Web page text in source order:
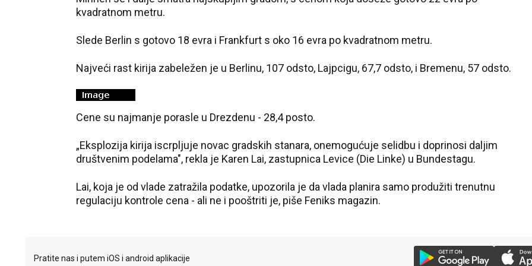
kvadratnom metru.
Slede Berlin s gotovo 18 evra i Frankfurt s oko 16 evra po kvadratnom metru.
Najveći rast kirija zabeležen je u Berlinu, 107 odsto, Lajpcigu, 67,7 odsto, i Bremenu, 57 odsto.
Cene su najmanje porasle u Drezdenu - 28,4 posto.
„Eksplozija kirija iscrpljuje novac gradskih stanara, onemogućuje selidbu i doprinosi daljim
društvenim podelama", rekla je Karen Lai, zastupnica Levice (Die Linke) u Bundestagu.
Lai, koja je od vlade zatražila podatke, upozorila je da vlada planira samo produžiti trenutnu
regulaciju kontrole cena - ali ne i pooštriti je, piše Feniks magazin.
Pratite nas i putem iOS i android aplikacije